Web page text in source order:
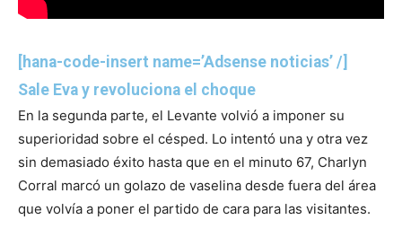
[hana-code-insert name=’Adsense noticias’ /]
Sale Eva y revoluciona el choque
En la segunda parte, el Levante volvió a imponer su
superioridad sobre el césped. Lo intentó una y otra vez
sin demasiado éxito hasta que en el minuto 67, Charlyn
Corral marcó un golazo de vaselina desde fuera del área
que volvía a poner el partido de cara para las visitantes.